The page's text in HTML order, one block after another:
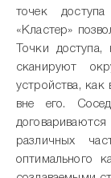
точек
«Кластер»
Точки
сканируют
устройства, как
вне его.
различных
оптимального